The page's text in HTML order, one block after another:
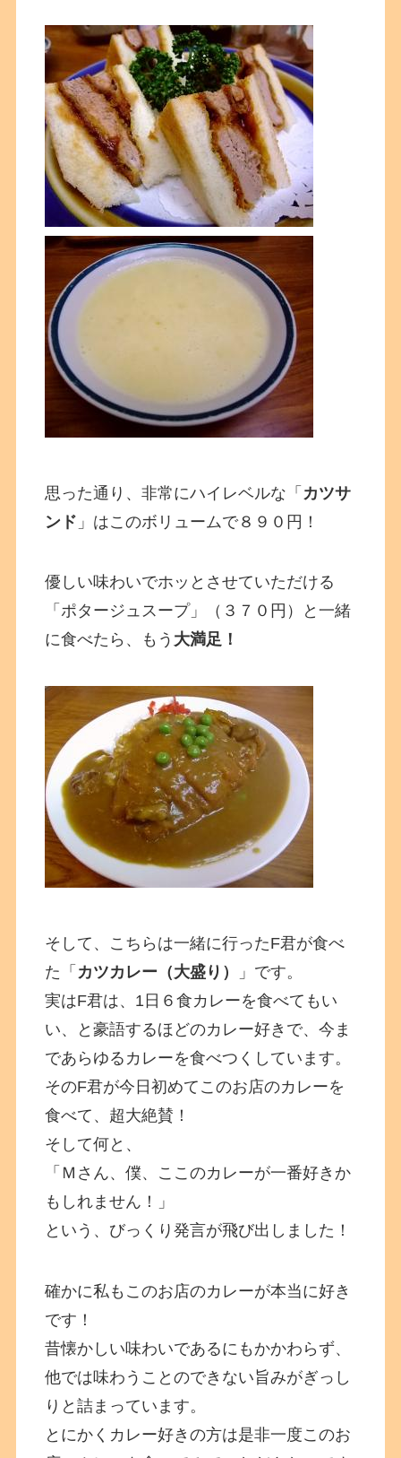
思った通り、非常にハイレベルな「 カツサ
ンド 」はこのボリュームで８９０円！
優しい味わいでホッとさせていただける
「ポタージュスープ」（３７０円）と一緒
に食べたら、もう 大満足！
そして、こちらは一緒に行ったF君が食べ
た「 カツカレー（大盛り）
」です。
実はF君は、1日６食カレーを食べてもい
い、と豪語するほどのカレー好きで、今ま
であらゆるカレーを食べつくしています。
そのF君が今日初めてこのお店のカレーを
食べて、超大絶賛！
そして何と、
「Ｍさん、僕、ここのカレーが一番好きか
もしれません！」
という、びっくり発言が飛び出しました！
確かに私もこのお店のカレーが本当に好き
です！
昔懐かしい味わいであるにもかかわらず、
他では味わうことのできない旨みがぎっし
りと詰まっています。
とにかくカレー好きの方は是非一度このお